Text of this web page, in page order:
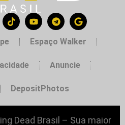
Espaço Walker
Anuncie
DepositPhotos
Dead Brasil – Sua maior